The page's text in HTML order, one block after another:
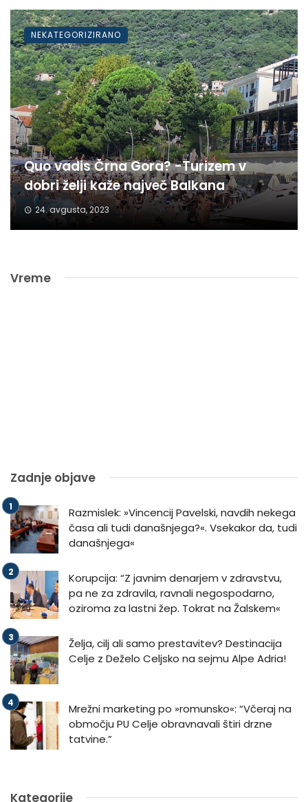
Quo vadis Črna Gora? -Turizem v
dobri želji kaže največ Balkana
24. avgusta, 2023
NEKATEGORIZIRANO
Vreme
Zadnje objave
Razmislek: »Vincencij Pavelski, navdih nekega
časa ali tudi današnjega?«. Vsekakor da, tudi
današnjega«
Korupcija: “Z javnim denarjem v zdravstvu,
pa ne za zdravila, ravnali negospodarno,
oziroma za lastni žep. Tokrat na Žalskem«
Želja, cilj ali samo prestavitev? Destinacija
Celje z Deželo Celjsko na sejmu Alpe Adria!
Mrežni marketing po »romunsko«: “Včeraj na
območju PU Celje obravnavali štiri drzne
tatvine.”
Kategorije